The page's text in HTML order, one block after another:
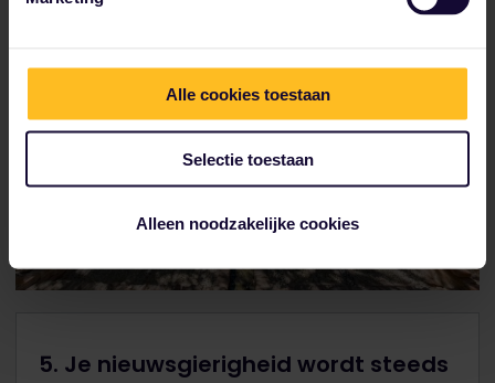
Alle cookies toestaan
Selectie toestaan
Alleen noodzakelijke cookies
5. Je nieuwsgierigheid wordt steeds